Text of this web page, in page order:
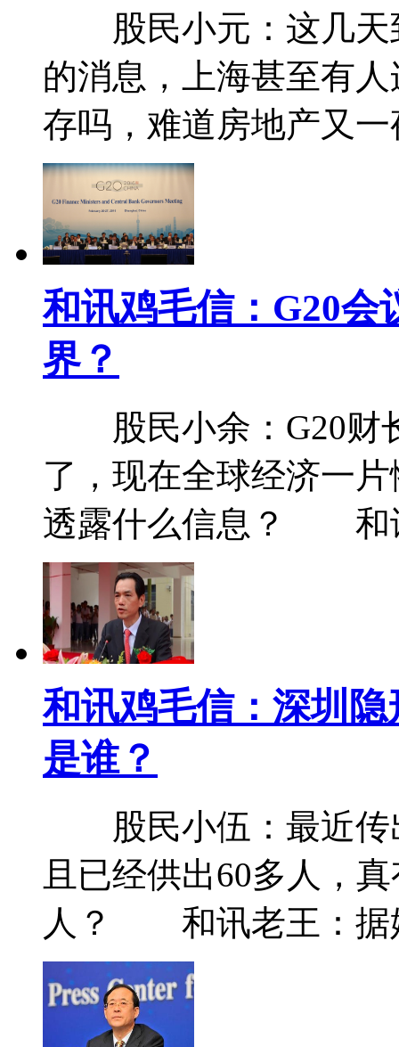
股民小元：这几天
的消息，上海甚至有
存吗，难道房地产又
和讯鸡毛信：G20会
界？
股民小余：G20财
了，现在全球经济一
透露什么信息？ 和
和讯鸡毛信：深圳
是谁？
股民小伍：最近传
且已经供出60多人，
人？ 和讯老王：据